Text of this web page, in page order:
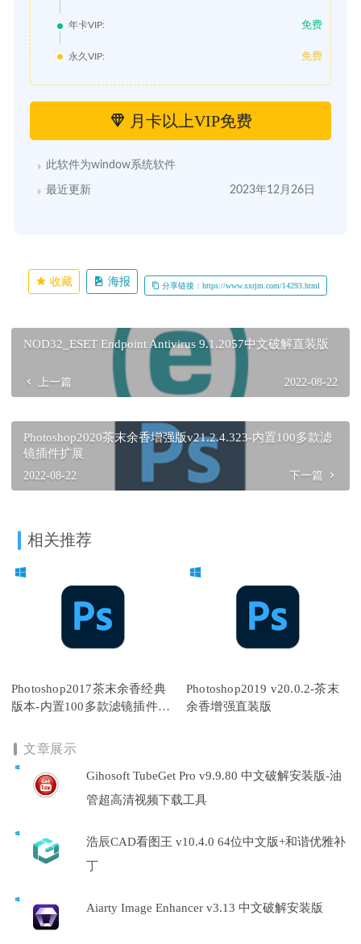
年卡VIP: 免费
永久VIP: 免费
月卡以上VIP免费
此软件为window系统软件
最近更新 2023年12月26日
收藏 海报 分享链接：https://www.xxrjm.com/14293.html
NOD32_ESET Endpoint Antivirus 9.1.2057中文破解直装版
上一篇 2022-08-22
Photoshop2020茶末余香增强版v21.2.4.323-内置100多款滤
镜插件扩展
2022-08-22 下一篇
相关推荐
Photoshop2017茶末余香经典
版本-内置100多款滤镜插件扩
Photoshop2019 v20.0.2-茶末
余香增强直装版
文章展示
Gihosoft TubeGet Pro v9.9.80 中文破解安装版-油
管超高清视频下载工具
浩辰CAD看图王 v10.4.0 64位中文版+和谐优雅补
丁
Aiarty Image Enhancer v3.13 中文破解安装版